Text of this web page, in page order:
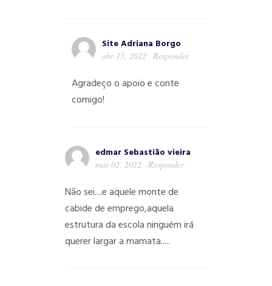
Site Adriana Borgo
abr 13, 2022 Responder
Agradeço o apoio e conte
comigo!
edmar Sebastião vieira
mar 02, 2022 Responder
Não sei....e aquele monte de
cabide de emprego,aquela
estrutura da escola ninguém irá
querer largar a mamata.....